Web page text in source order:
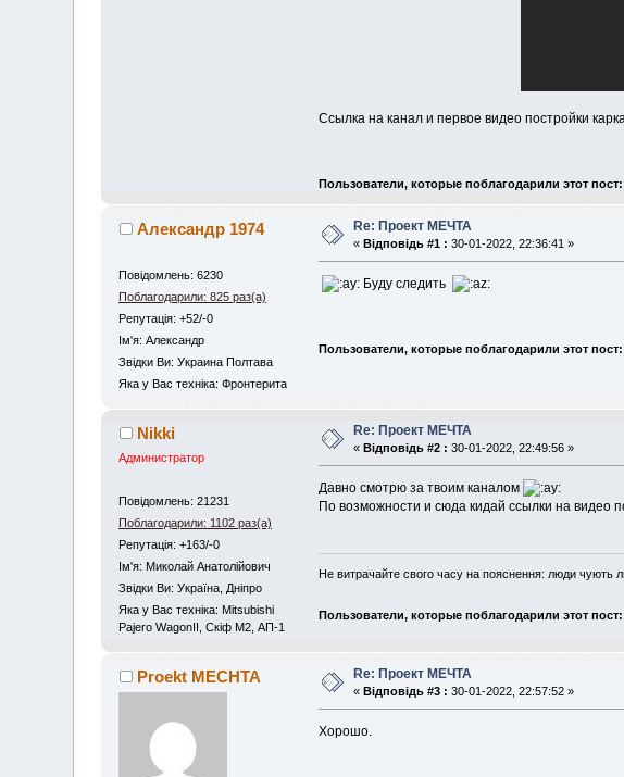
Ссылка на канал и первое видео постройки
Пользователи, которые поблагодарили этот пост:
Александр 1974
Повідомлень: 6230
Поблагодарили: 825 раз(а)
Репутація: +52/-0
Iм'я: Александр
Звідки Ви: Украина Полтава
Яка у Вас техніка: Фронтерита
Re: Проект МЕЧТА
« Відповідь #1 : 30-01-2022, 22:36:41 »
Буду следить
Пользователи, которые поблагодарили этот пост:
Nikki
Администратор
Повідомлень: 21231
Поблагодарили: 1102 раз(а)
Репутація: +163/-0
Iм'я: Миколай Анатолійович
Звідки Ви: Україна, Дніпро
Яка у Вас техніка: Mitsubishi
Pajero WagonII, Скіф М2, АП-1
Re: Проект МЕЧТА
«Відповідь #2 : 30-01-2022, 22:49:56 »
Давно смотрю за твоим каналом
По возможности и сюда кидай ссылки на видео
Не витрачайте свого часу на пояснення: люди чують
Пользователи, которые поблагодарили этот пост:
Proekt MECHTA Re: Проект МЕЧТА
«Відповідь #3 : 30-01-2022, 22:57:52 »
Хорошо.